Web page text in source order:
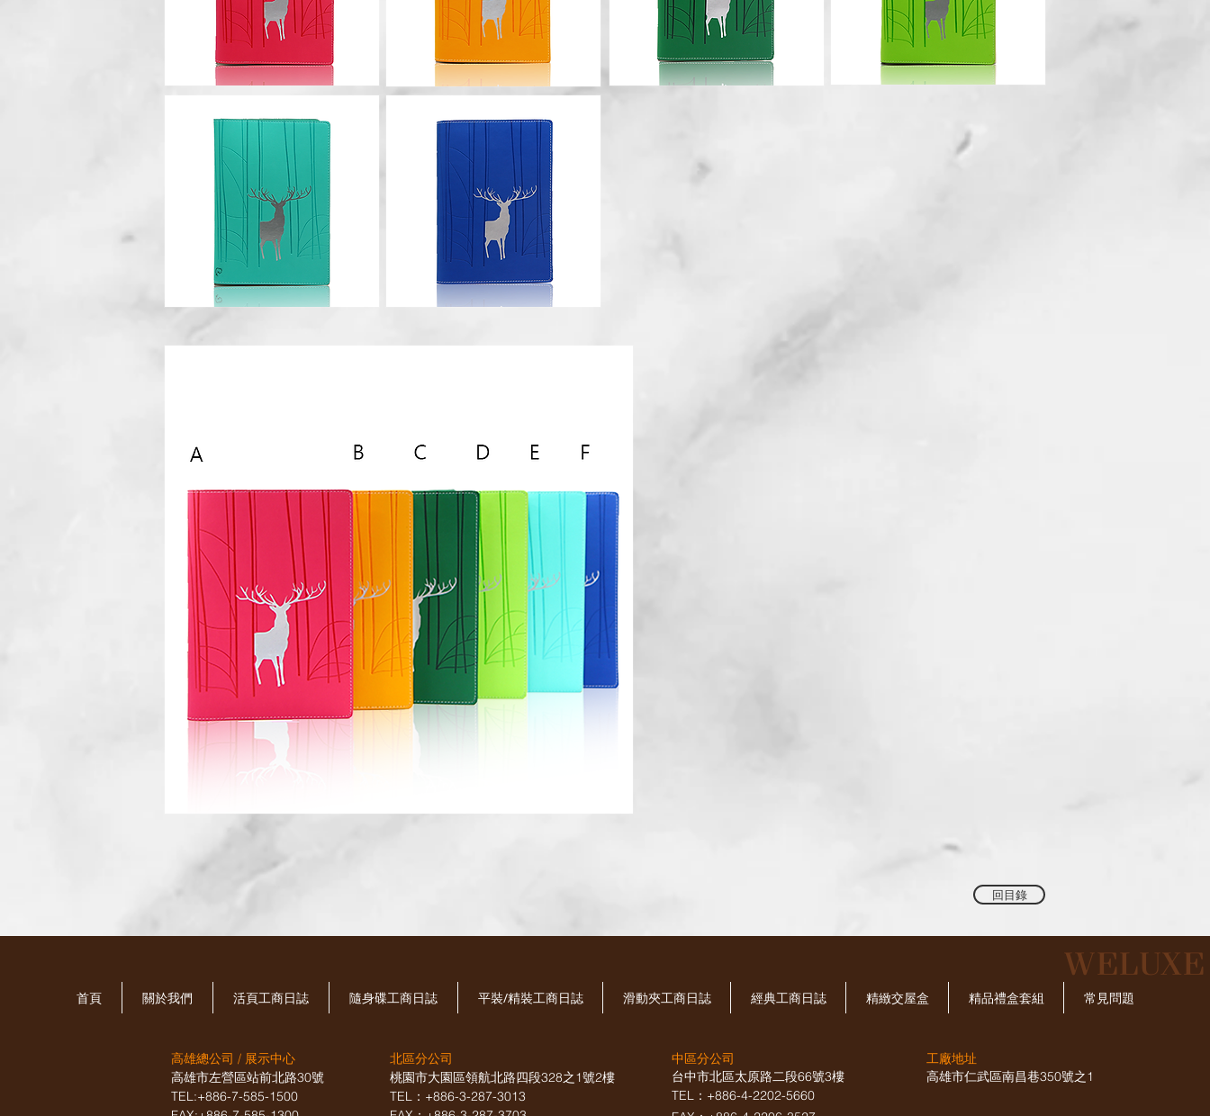
回目錄
首頁 關於我們 活頁工商日誌 ​隨身碟工商日誌 平裝/精裝工商日誌 滑動夾工商日誌 經典工商日誌 精緻交屋盒 精品禮盒套組 常見問題
高雄總公司 / 展示中心
高雄市左營區站前北路30號
TEL:+886-7-585-1500
北區分公司
桃園市大園區領航北路四段328之1號2樓
TEL：+886-3-287-3013
中區分公司
台中市北區太原路二段66號3樓
TEL：+886-4-2202-5660
工廠地址
高雄市仁武區南昌巷350號之1